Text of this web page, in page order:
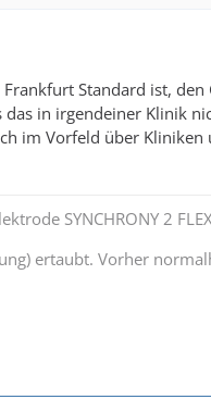
Standard ist,
in irgendeiner Klinik
im Vorfeld über
SYNCHRONY 2
ertaubt. Vorher